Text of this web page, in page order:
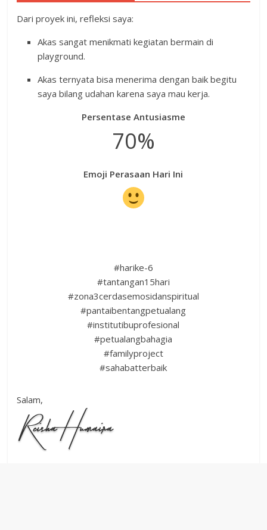
Dari proyek ini, refleksi saya:
Akas sangat menikmati kegiatan bermain di
playground.
Akas ternyata bisa menerima dengan baik begitu
saya bilang udahan karena saya mau kerja.
Persentase Antusiasme
70%
Emoji Perasaan Hari Ini
#harike-6
#tantangan15hari
#zona3cerdasemosidanspiritual
#pantaibentangpetualang
#institutibuprofesional
#petualangbahagia
#familyproject
#sahabatterbaik
Salam,